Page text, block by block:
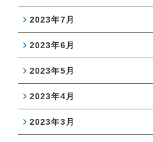
2023年7月
2023年6月
2023年5月
2023年4月
2023年3月